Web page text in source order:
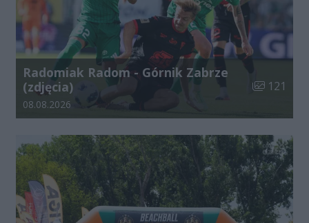
Radomiak Radom - Górnik Zabrze
(zdjęcia)
Liczba
121
Data dodania galerii:
08.08.2026